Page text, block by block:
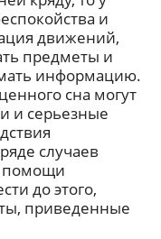
и
движений,
предметы и
информацию.
сна могут
и серьезные
случаев
помощи
до этого,
приведенные